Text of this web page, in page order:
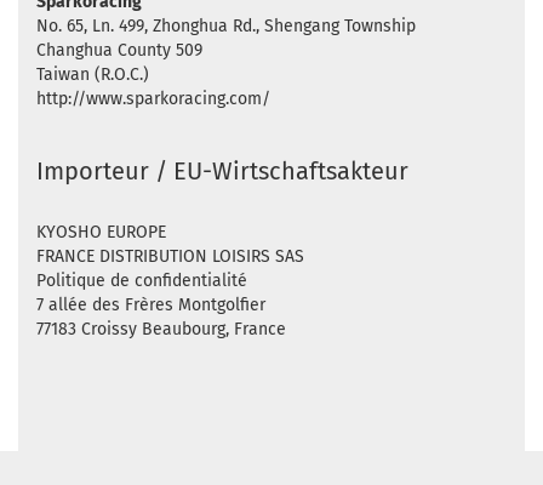
No. 65, Ln. 499, Zhonghua Rd., Shengang Township
Changhua County 509
Taiwan (R.O.C.)
http://www.sparkoracing.com/
Importeur / EU-Wirtschaftsakteur
KYOSHO EUROPE
FRANCE DISTRIBUTION LOISIRS SAS
Politique de confidentialité
7 allée des Frères Montgolfier
77183 Croissy Beaubourg, France